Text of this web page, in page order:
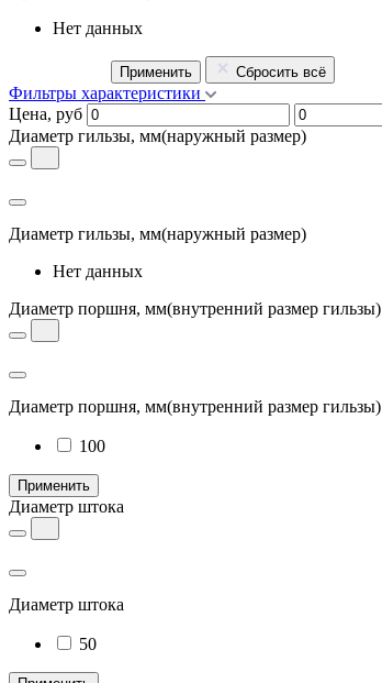
Нет данных
Применить Сбросить всё
Фильтры характеристики
Цена, руб
Диаметр гильзы, мм(наружный размер)
Диаметр гильзы, мм(наружный размер)
Нет данных
Диаметр поршня, мм(внутренний размер гильзы)
Диаметр поршня, мм(внутренний размер гильзы)
100
Применить
Диаметр штока
Диаметр штока
50